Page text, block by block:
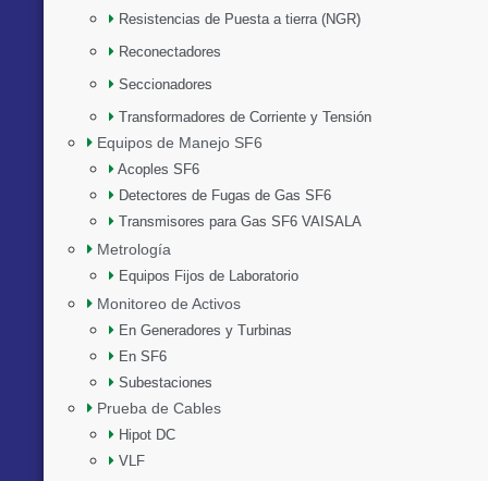
Resistencias de Puesta a tierra (NGR)
Reconectadores
Seccionadores
Transformadores de Corriente y Tensión
Equipos de Manejo SF6
Acoples SF6
Detectores de Fugas de Gas SF6
Transmisores para Gas SF6 VAISALA
Metrología
Equipos Fijos de Laboratorio
Monitoreo de Activos
En Generadores y Turbinas
En SF6
Subestaciones
Prueba de Cables
Hipot DC
VLF